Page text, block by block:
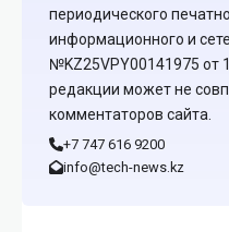
периодического
информационного и
№KZ25VPY00141975 от
редакции может не
комментаторов сайта.
+7 747 616 9200
info@tech-news.kz